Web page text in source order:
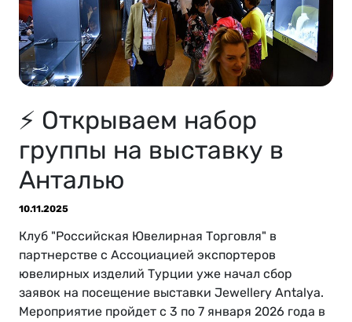
⚡ Открываем набор
группы на выставку в
Анталью
10.11.2025
Клуб "Российская Ювелирная Торговля" в
партнерстве с Ассоциацией экспортеров
ювелирных изделий Турции уже начал сбор
заявок на посещение выставки Jewellery Antalya.
Мероприятие пройдет с 3 по 7 января 2026 года в